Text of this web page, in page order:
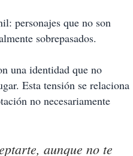
personajes que no son
sobrepasados.
una identidad que no
Esta tensión se relaciona
no necesariamente
aunque no te